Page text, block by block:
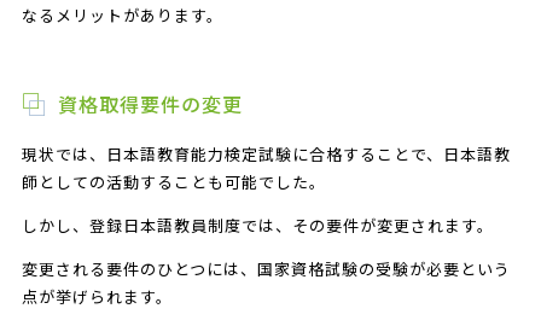
なるメリットがあります。
資格取得要件の変更
現状では、日本語教育能力検定試験に合格することで、日本語教
師としての活動することも可能でした。
しかし、登録日本語教員制度では、その要件が変更されます。
変更される要件のひとつには、国家資格試験の受験が必要という
点が挙げられます。